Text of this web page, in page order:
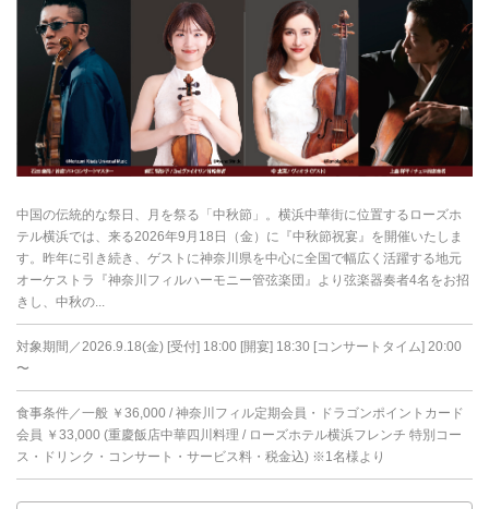
中国の伝統的な祭日、月を祭る「中秋節」。横浜中華街に位置するローズホ
テル横浜では、来る2026年9月18日（金）に『中秋節祝宴』を開催いたしま
す。昨年に引き続き、ゲストに神奈川県を中心に全国で幅広く活躍する地元
オーケストラ『神奈川フィルハーモニー管弦楽団』より弦楽器奏者4名をお招
きし、中秋の...
対象期間／2026.9.18(金) [受付] 18:00 [開宴] 18:30 [コンサートタイム] 20:00
〜
食事条件／一般 ￥36,000 / 神奈川フィル定期会員・ドラゴンポイントカード
会員 ￥33,000 (重慶飯店中華四川料理 / ローズホテル横浜フレンチ 特別コー
ス・ドリンク・コンサート・サービス料・税金込) ※1名様より